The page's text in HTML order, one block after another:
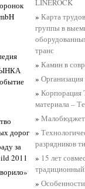
дорог
за
2011
LINEROCK
»Карта
группы в
транс
»Камин в
»
»Корпорация
материала –
»
»
разрядников
» 15 лет
традиционный
»